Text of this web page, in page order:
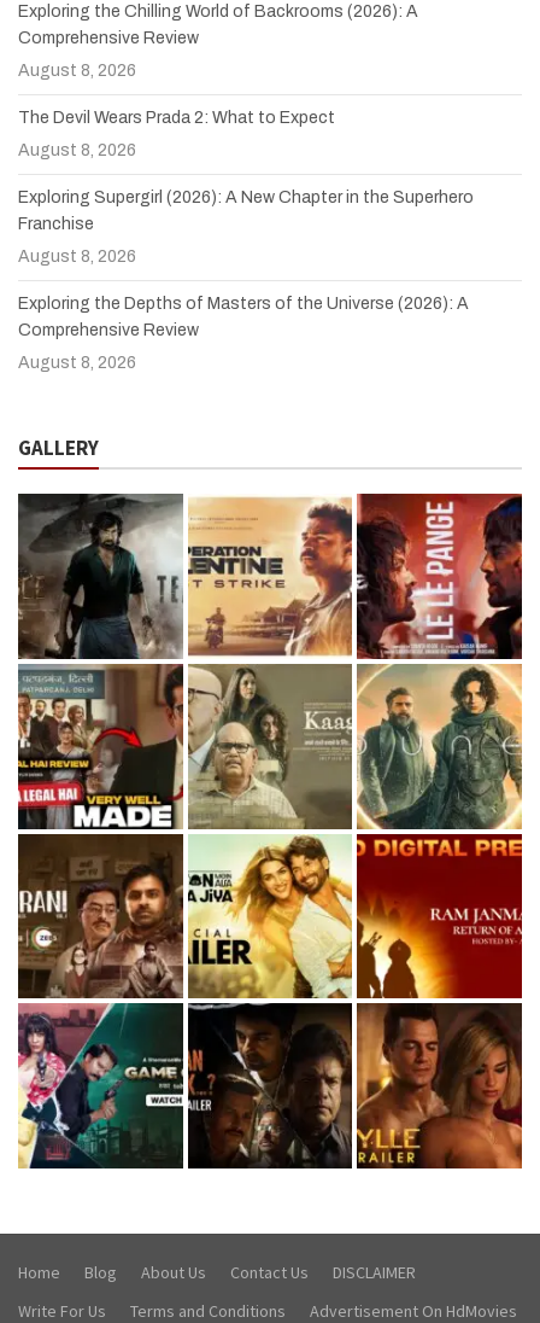
Exploring the Chilling World of Backrooms (2026): A
Comprehensive Review
August 8, 2026
The Devil Wears Prada 2: What to Expect
August 8, 2026
Exploring Supergirl (2026): A New Chapter in the Superhero
Franchise
August 8, 2026
Exploring the Depths of Masters of the Universe (2026): A
Comprehensive Review
August 8, 2026
GALLERY
Home Blog About Us Contact Us
DISCLAIMER
Write For Us
Terms and Conditions
Advertisement On HdMovies